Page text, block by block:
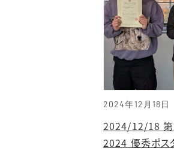
2024年12月18日
2024/12/18 第
2024 優秀ポス